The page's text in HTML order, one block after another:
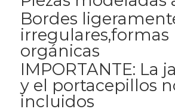
Bordes
irregulares,formas
orgánicas
IMPORTANTE: La
y el portacepillos
incluidos